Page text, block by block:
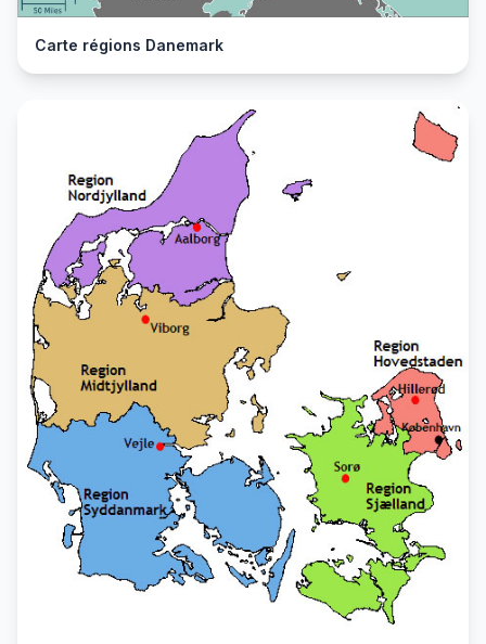
Carte régions Danemark